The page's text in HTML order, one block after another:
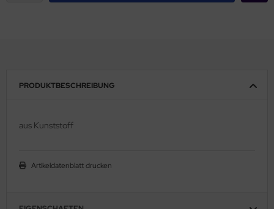
PRODUKTBESCHREIBUNG
aus Kunststoff
Artikeldatenblatt drucken